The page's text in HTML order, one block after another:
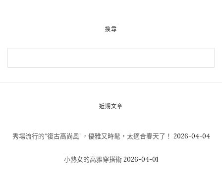
搜尋
近期文章
秀場流行的“復古高尚風”，優雅又時髦，太適合春天了！ 2026-04-04
小熟女的高雅穿搭術 2026-04-01